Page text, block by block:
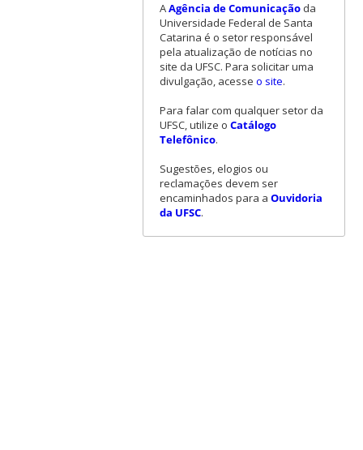
AAgência de Comunicaçãoda
Universidade Federal de Santa
Catarina é o setor responsável
pela atualização de notícias no
site da UFSC. Para solicitar uma
divulgação, acesse o site.
Para falar com qualquer setor da
UFSC, utilize o Catálogo
Telefônico.
Sugestões, elogios ou
reclamações devem ser
encaminhados para a Ouvidoria
da UFSC.